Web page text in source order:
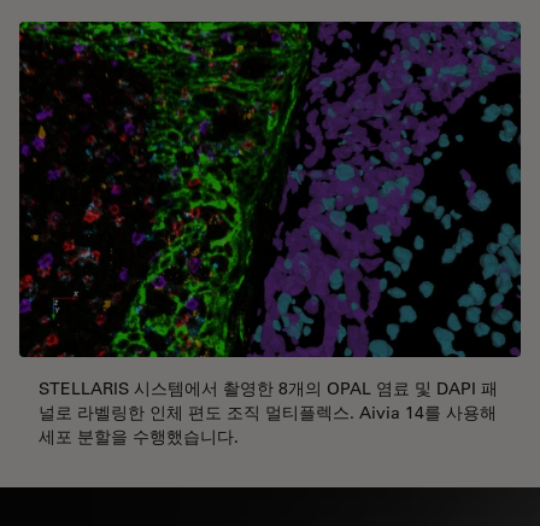
STELLARIS 시스템에서 촬영한 8개의 OPAL 염료 및 DAPI 패
널로 라벨링한 인체 편도 조직 멀티플렉스. Aivia 14를 사용해
세포 분할을 수행했습니다.